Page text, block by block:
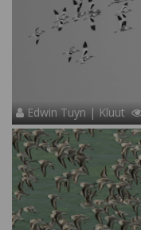
Edwin Tuyn | Kluut